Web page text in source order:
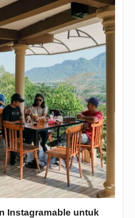
Instagramable untuk